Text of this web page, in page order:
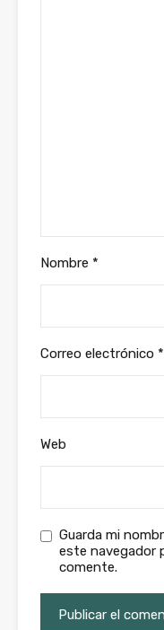
Nombre *
Correo electrónico *
Web
Guarda mi
este navegador
comente.